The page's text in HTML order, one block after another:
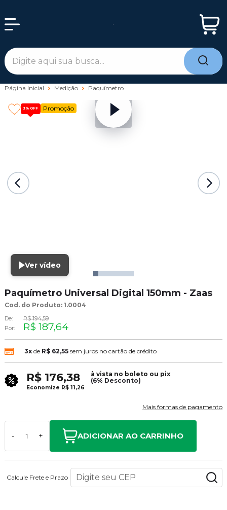
Página Inicial Medição Paquímetro
3% OFF Promoção
Ver vídeo
Paquímetro Universal Digital 150mm - Zaas
Cod. do Produto: 1.0004
De:
R$ 194,59
Por:
R$ 187,64
3xde R$ 62,55 sem juros no cartão de crédito
R$ 176,38
à vista no boleto ou pix
(6% Desconto)
Economize R$ 11,26
Mais formas de pagamento
- + ADICIONAR AO CARRINHO
Calcule Frete e Prazo